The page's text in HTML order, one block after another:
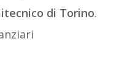
di Torino.